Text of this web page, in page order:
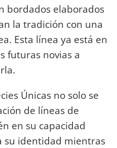
bordados elaborados
la tradición con una
Esta línea ya está en
futuras novias a
Únicas no solo se
de líneas de
en su capacidad
su identidad mientras